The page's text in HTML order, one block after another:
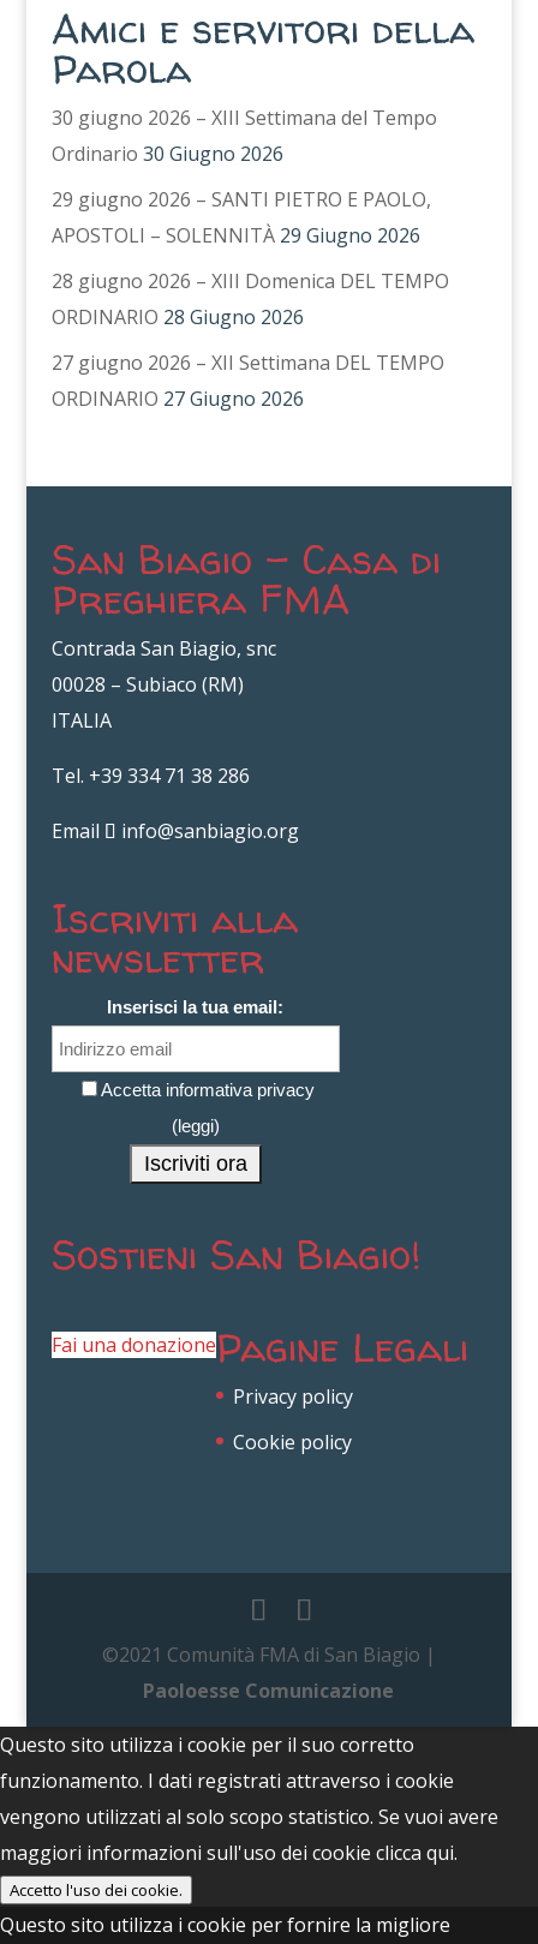
Amici e servitori della
Parola
30 giugno 2026 – XIII Settimana del Tempo
Ordinario 30 Giugno 2026
29 giugno 2026 – SANTI PIETRO E PAOLO,
APOSTOLI – SOLENNITÀ 29 Giugno 2026
28 giugno 2026 – XIII Domenica DEL TEMPO
ORDINARIO 28 Giugno 2026
27 giugno 2026 – XII Settimana DEL TEMPO
ORDINARIO 27 Giugno 2026
San Biagio – Casa di
Preghiera FMA
Contrada San Biagio, snc
00028 – Subiaco (RM)
ITALIA
Tel. +39 334 71 38 286
Email info@sanbiagio.org
Iscriviti alla
newsletter
Inserisci la tua email:
Accetta informativa privacy
(leggi)
Sostieni San Biagio!
Fai una donazionePagine Legali
Privacy policy
Cookie policy
©2021 Comunità FMA di San Biagio |
Paoloesse Comunicazione
Questo sito utilizza i cookie per il suo corretto
funzionamento. I dati registrati attraverso i cookie
vengono utilizzati al solo scopo statistico. Se vuoi avere
maggiori informazioni sull'uso dei cookie clicca qui.
Accetto l'uso dei cookie.
Questo sito utilizza i cookie per fornire la migliore